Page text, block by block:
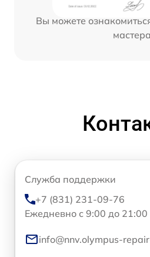
Вы можете
мастера
Служба поддержки
+7 (831) 231-09-76
Ежедневно с 9:00 до 21:00
info@nnv.olympus-